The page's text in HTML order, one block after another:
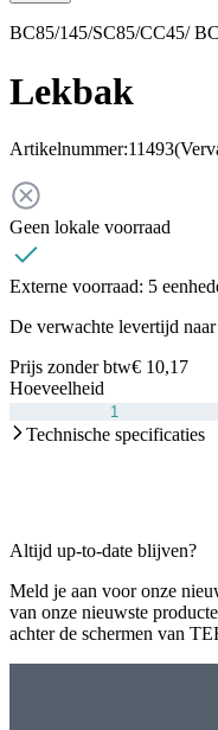
BC85/145/SC85/CC45/
Lekbak
Artikelnummer:11493
Geen lokale voorraad
Externe voorraad: 5
De verwachte levertijd
Prijs zonder btw€ 10,17
Hoeveelheid
Technische specificaties
Altijd up-to-date blijven?
Meld je aan voor onze
van onze nieuwste
achter de schermen van